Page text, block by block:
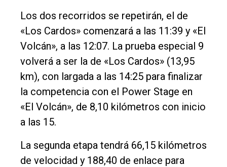
Los dos recorridos se repetirán, el de
«Los Cardos» comenzará a las 11:39 y «El
Volcán», a las 12:07. La prueba especial 9
volverá a ser la de «Los Cardos» (13,95
km), con largada a las 14:25 para finalizar
la competencia con el Power Stage en
«El Volcán», de 8,10 kilómetros con inicio
a las 15.
La segunda etapa tendrá 66,15 kilómetros
de velocidad y 188,40 de enlace para